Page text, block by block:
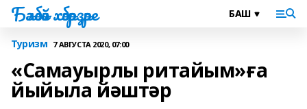
Бәләбәй хәбәрҙәре
Туризм 7 АВГУСТА 2020, 07:00
«Самауырлы ритайым»ға
йыйыла йәштәр